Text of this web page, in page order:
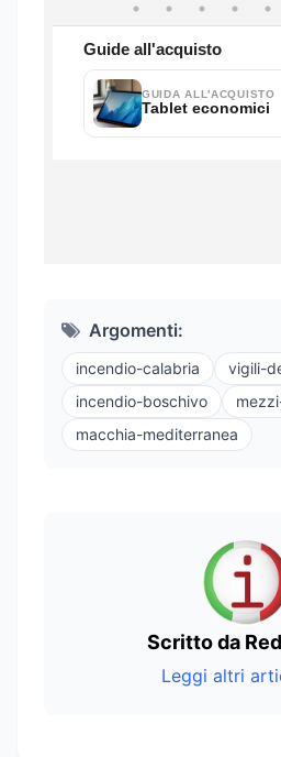
Argomenti:
incendio-calabria
vigili-
incendio-boschivo
macchia-mediterranea
Scritto da
Leggi altri